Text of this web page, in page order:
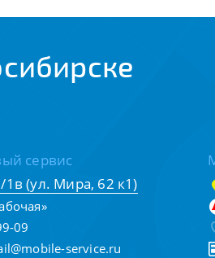
сервис
(ул. Мира, 62 к1)
09
service.ru